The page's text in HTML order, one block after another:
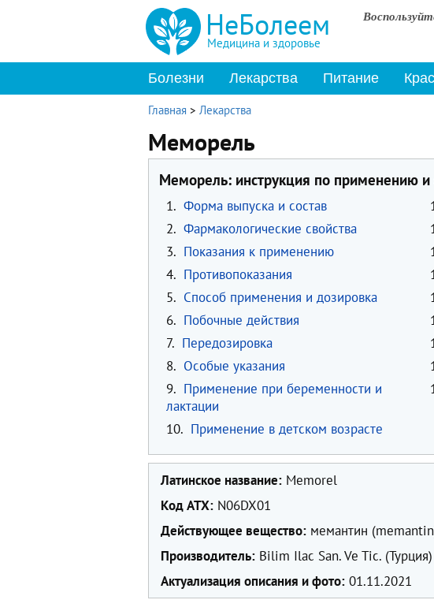
НеБолеем
Медицина и здоровье
Болезни Лекарства Питание
Главная > Лекарства
Меморель
Меморель: инструкция по применению
1. Форма выпуска и состав
2. Фармакологические свойства
3. Показания к применению
4. Противопоказания
5. Способ применения и дозировка
6. Побочные действия
7. Передозировка
8. Особые указания
9. Применение при беременности и
лактации
10. Применение в детском возрасте
Латинское название: Memorel
Код ATX: N06DX01
Действующее вещество: мемантин
Производитель: Bilim Ilac San. Ve Tic. (Турция)
Актуализация описания и фото: 01.11.2021